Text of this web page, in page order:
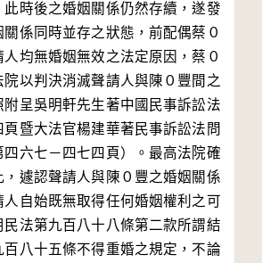
時後之婚姻關係仍然存續，遂發
係同時並存之狀態，前配偶蔡０
均無婚姻無效之法定原因，蔡０
院以判決消滅聲請人與陳０豐間之
呈吳明軒先生著中國民事訴訟法
暨大法官楊建華著民事訴訟法問
六七－四七四頁）。最高法院確
，遽認聲請人與陳０豐之婚姻關係
人自始既無取得任何婚姻權利之可
法第九百八十八條第二款所謂結
八十五條不得重婚之規定，不論